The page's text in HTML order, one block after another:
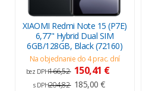
XIAOMI Redmi Note 15 (P7E)
6,77" Hybrid Dual SIM
6GB/128GB, Black (72160)
Na objednanie do 4 prac. dní
bez DPH166,52 150,41 €
s DPH204,82 185,00 €